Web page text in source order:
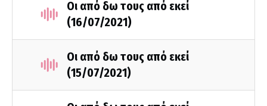
Οι από δω τους από εκεί
(16/07/2021)
Οι από δω τους από εκεί
(15/07/2021)